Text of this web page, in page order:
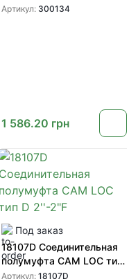
Артикул: 300134
1 586.20 грн
Под заказ
18107D Соединительная
полумуфта CAM LOC тип
D 2''-2"F
Артикул: 18107D